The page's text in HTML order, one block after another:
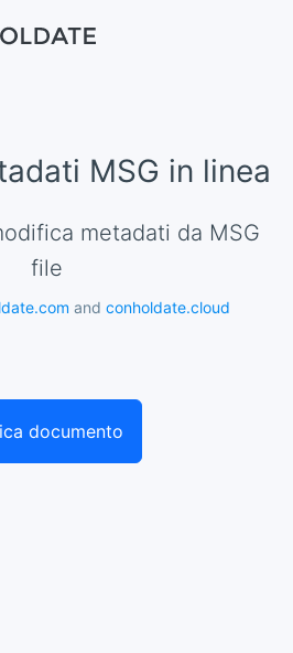
MSG in linea
file
and conholdate.cloud
documento